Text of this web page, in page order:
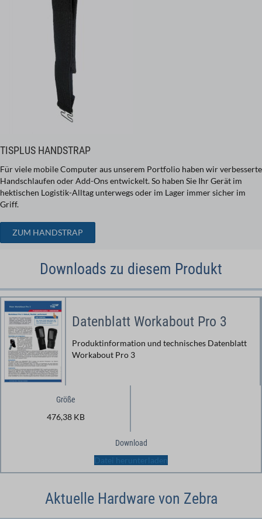
TISPLUS HANDSTRAP
Für viele mobile Computer aus unserem Portfolio haben wir verbesserte
Handschlaufen oder Add-Ons entwickelt. So haben Sie Ihr Gerät im
hektischen Logistik-Alltag unterwegs oder im Lager immer sicher im
Griff.
ZUM HANDSTRAP
Downloads zu diesem Produkt
Datenblatt Workabout Pro 3
Produktinformation und technisches Datenblatt
Workabout Pro 3
Größe
476,38 KB
Download
Datei herunterladen
Aktuelle Hardware von Zebra